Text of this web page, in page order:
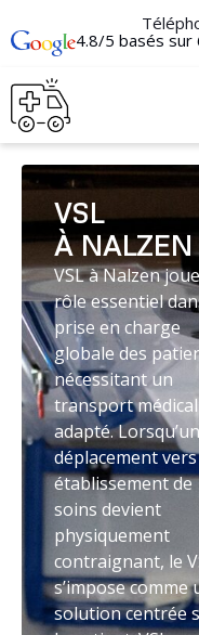
4.8/5 basés sur
VSL
À NALZEN
VSL à Nalzen
rôle essentiel
prise en charge
globale des
nécessitant un
transport médical
adapté. Lorsqu’un
déplacement
établissement de
soins devient
physiquement
contraignant, le
s’impose comme
solution centrée